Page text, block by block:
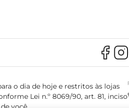
o dia de hoje e restritos às lojas
Lei n.º 8069/90, art. 81, inciso